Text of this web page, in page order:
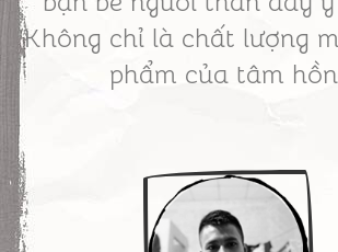
Không chỉ là chất lượng
phẩm của tâm